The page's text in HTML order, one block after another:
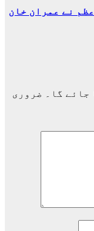
نے عمران خان
گا۔
ضروری